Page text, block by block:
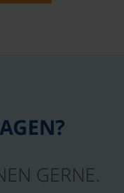
GERNE.